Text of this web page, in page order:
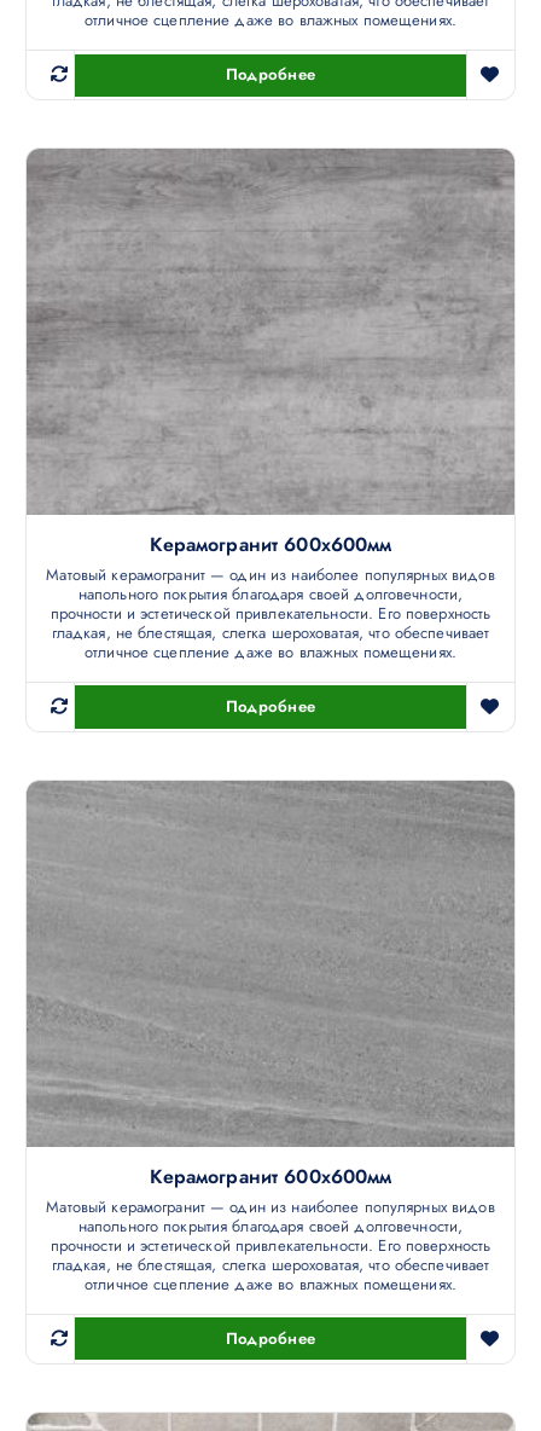
отличное сцепление даже во влажных помещениях.
Подробнее
Керамогранит 600х600мм
Матовый керамогранит — один из наиболее популярных видов
напольного покрытия благодаря своей долговечности,
прочности и эстетической привлекательности. Его поверхность
гладкая, не блестящая, слегка шероховатая, что обеспечивает
отличное сцепление даже во влажных помещениях.
Подробнее
Керамогранит 600х600мм
Матовый керамогранит — один из наиболее популярных видов
напольного покрытия благодаря своей долговечности,
прочности и эстетической привлекательности. Его поверхность
гладкая, не блестящая, слегка шероховатая, что обеспечивает
отличное сцепление даже во влажных помещениях.
Подробнее